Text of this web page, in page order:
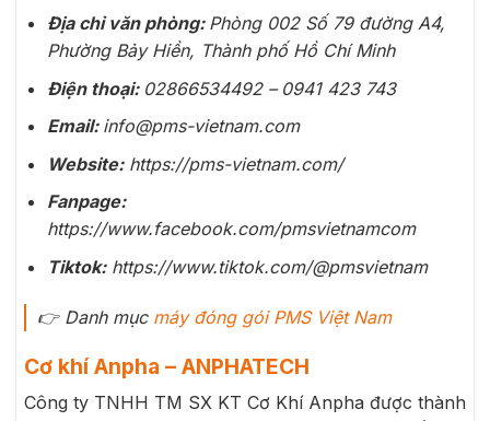
Địa chỉ văn phòng: Phòng 002 Số 79 đường A4,
Phường Bảy Hiền, Thành phố Hồ Chí Minh
Điện thoại: 02866534492 – 0941 423 743
Email: info@pms-vietnam.com
Website:https://pms-vietnam.com/
Fanpage:
https://www.facebook.com/pmsvietnamcom
Tiktok:https://www.tiktok.com/@pmsvietnam
👉 Danh mục máy đóng gói PMS Việt Nam
Cơ khí Anpha – ANPHATECH
Công ty TNHH TM SX KT Cơ Khí Anpha được thành